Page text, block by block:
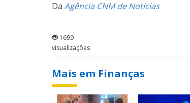
Da Agência CNM de Notícias
1699
visualizações
Mais em Finanças